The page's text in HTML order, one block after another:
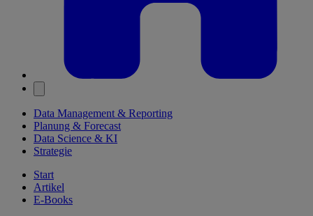
Data Management & Reporting
Planung & Forecast
Data Science & KI
Strategie
Start
Artikel
E-Books